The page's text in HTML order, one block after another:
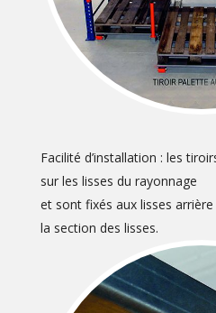
Facilité d’installation : les
sur les lisses du rayonnage
et sont fixés aux lisses
la section des lisses.